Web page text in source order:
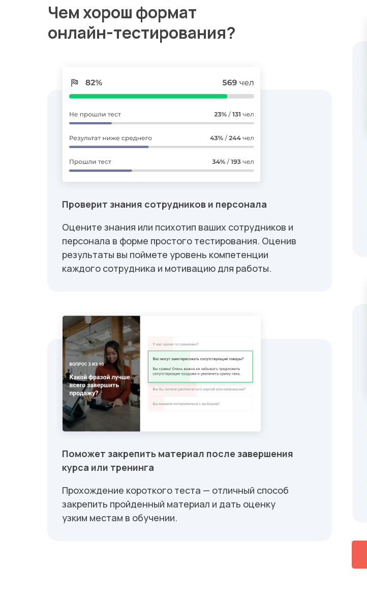
Чем хорош формат
онлайн-тестирования?
Поможет закрепить материал после завершения
курса или тренинга
Прохождение короткого теста — отличный способ
закрепить пройденный материал и дать оценку
узким местам в обучении.
Проверит знания сотрудников и персонала
Оцените знания или психотип ваших сотрудников и
персонала в форме простого тестирования. Оценив
результаты вы поймете уровень компетенции
каждого сотрудника и мотивацию для работы.